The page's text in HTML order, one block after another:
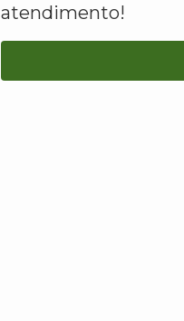
atendimento!